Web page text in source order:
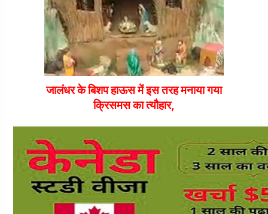
जालंधर के बिशप हाऊस में इस तरह मनाया गया
क्रिसमस का त्यौहार,